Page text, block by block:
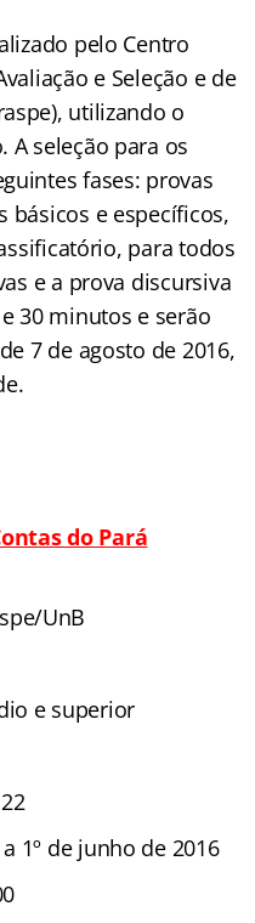
pelo Centro
e Seleção e de
utilizando o
A seleção para os
fases: provas
básicos e específicos,
para todos
e a prova discursiva
30 minutos e serão
7 de agosto de 2016,
do Pará
UnB
e superior
1º de junho de 2016